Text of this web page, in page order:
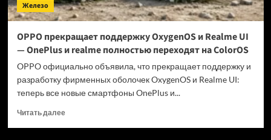
Железо
OPPO прекращает поддержку OxygenOS и Realme UI
— OnePlus и realme полностью переходят на ColorOS
OPPO официально объявила, что прекращает поддержку и
разработку фирменных оболочек OxygenOS и Realme UI:
теперь все новые смартфоны OnePlus и...
Читать далееПрочитать